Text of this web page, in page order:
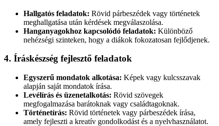
Hallgatós feladatok: Rövid párbeszédek vagy történetek
meghallgatása után kérdések megválaszolása.
Hanganyagokhoz kapcsolódó feladatok: Különböző
nehézségi szinteken, hogy a diákok fokozatosan fejlődjenek.
4. Íráskészség fejlesztő feladatok
Egyszerű mondatok alkotása: Képek vagy kulcsszavak
alapján saját mondatok írása.
Levélírás és üzenetalkotás: Rövid szövegek
megfogalmazása barátoknak vagy családtagoknak.
Történetírás: Rövid történetek vagy párbeszédek írása,
amely fejleszti a kreatív gondolkodást és a nyelvhasználatot.